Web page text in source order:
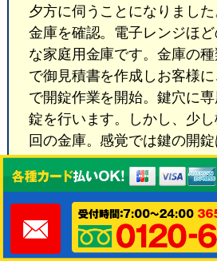
夕方に伺うことになりまし
金庫を確認。電子レンジほ
な家庭用金庫です。金庫の
で御見積書を作成しお客様
で開錠作業を開始。鍵穴に
錠を行います。しかし、少
回の金庫。感覚では鍵の開
ずですがドアが開きません
不具合が生じているかもし
頂くと、引っ越しの際に多
まれたようで鍵の部分に何
がわかりました。そのため